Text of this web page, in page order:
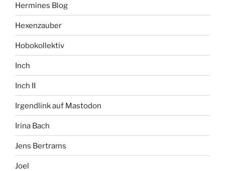
Hermines Blog
Hexenzauber
Hobokollektiv
Inch
Inch II
Irgendlink auf Mastodon
Irina Bach
Jens Bertrams
Joel